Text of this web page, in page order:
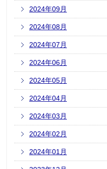
2024年09月
2024年08月
2024年07月
2024年06月
2024年05月
2024年04月
2024年03月
2024年02月
2024年01月